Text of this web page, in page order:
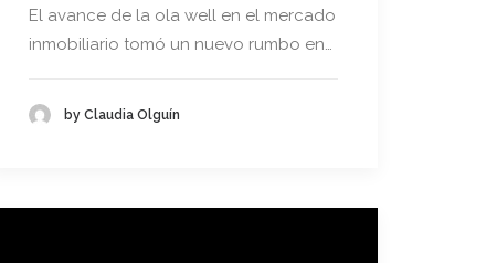
El avance de la ola well en el mercado
inmobiliario tomó un nuevo rumbo en…
by Claudia Olguín